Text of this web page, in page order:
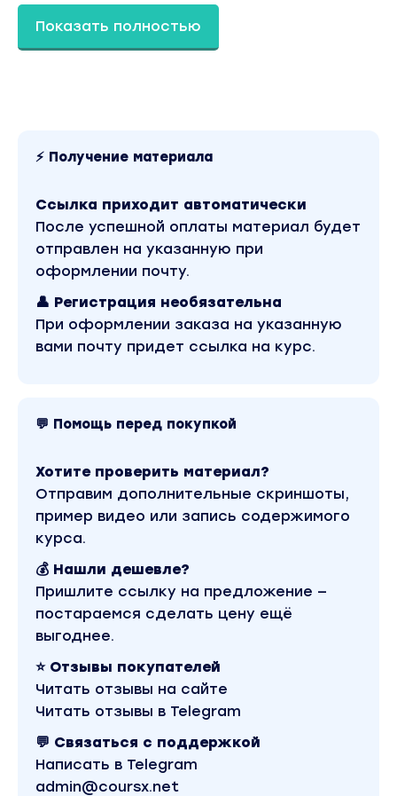
году. Оригинальная стоимость курса у автора
составляет 5500 рублей. В магазине Coursx.net
курс входит в рубрику «Бизнес, менеджмент,
Показать полностью
⚡ Получение материала
Ссылка приходит автоматически
После успешной оплаты материал будет
отправлен на указанную при
оформлении почту.
👤 Регистрация необязательна
При оформлении заказа на указанную
вами почту придет ссылка на курс.
💬 Помощь перед покупкой
Хотите проверить материал?
Отправим дополнительные скриншоты,
пример видео или запись содержимого
курса.
💰 Нашли дешевле?
Пришлите ссылку на предложение —
постараемся сделать цену ещё
выгоднее.
⭐ Отзывы покупателей
Читать отзывы на сайте
Читать отзывы в Telegram
💬 Связаться с поддержкой
Написать в Telegram
admin@coursx.net